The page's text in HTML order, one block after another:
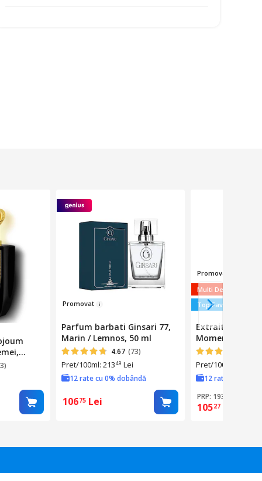
Promovat
Parfum barbati Ginsari 77,
Marin / Lemnos, 50 ml
4.67 (73)
Pret/100ml: 21349 Lei
12 rate cu 0% dobândă
10675 Lei
Promova
Multi Deals
Top Favorite
Extrait de
Momento,
Lemnos /
100ml
Pret/100ml: 105
12 rate cu 0%
PRP: 193
10527